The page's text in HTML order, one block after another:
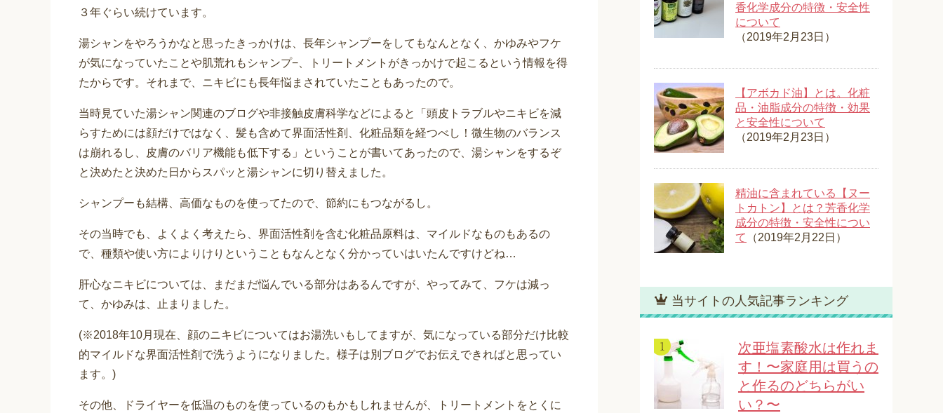
３年ぐらい続けています。
湯シャンをやろうかなと思ったきっかけは、長年シャンプーをしてもなんとなく、かゆみやフケ
が気になっていたことや肌荒れもシャンプ−、トリートメントがきっかけで起こるという情報を得
たからです。それまで、ニキビにも長年悩まされていたこともあったので。
当時見ていた湯シャン関連のブログや非接触皮膚科学などによると「頭皮トラブルやニキビを減
らすためには顔だけではなく、髪も含めて界面活性剤、化粧品類を経つべし！微生物のバランス
は崩れるし、皮膚のバリア機能も低下する」ということが書いてあったので、湯シャンをするぞ
と決めたと決めた日からスパッと湯シャンに切り替えました。
シャンプーも結構、高価なものを使ってたので、節約にもつながるし。
その当時でも、よくよく考えたら、界面活性剤を含む化粧品原料は、マイルドなものもあるの
で、種類や使い方によりけりということもなんとなく分かっていはいたんですけどね…
肝心なニキビについては、まだまだ悩んでいる部分はあるんですが、やってみて、フケは減っ
て、かゆみは、止まりました。
(※2018年10月現在、顔のニキビについてはお湯洗いもしてますが、気になっている部分だけ比較
的マイルドな界面活性剤で洗うようになりました。様子は別ブログでお伝えできればと思ってい
ます。)
その他、ドライヤーを低温のものを使っているのもかもしれませんが、トリートメントをとくに
香化学成分の特徴・安全性
について
（2019年2月23日）
【アボカド油】とは。化粧
品・油脂成分の特徴・効果
と安全性について
（2019年2月23日）
精油に含まれている【ヌー
トカトン】とは？芳香化学
成分の特徴・安全性につい
て
（2019年2月22日）
当サイトの人気記事ランキング
次亜塩素酸水は作れま
す！〜家庭用は買うの
と作るのどちらがい
い？〜